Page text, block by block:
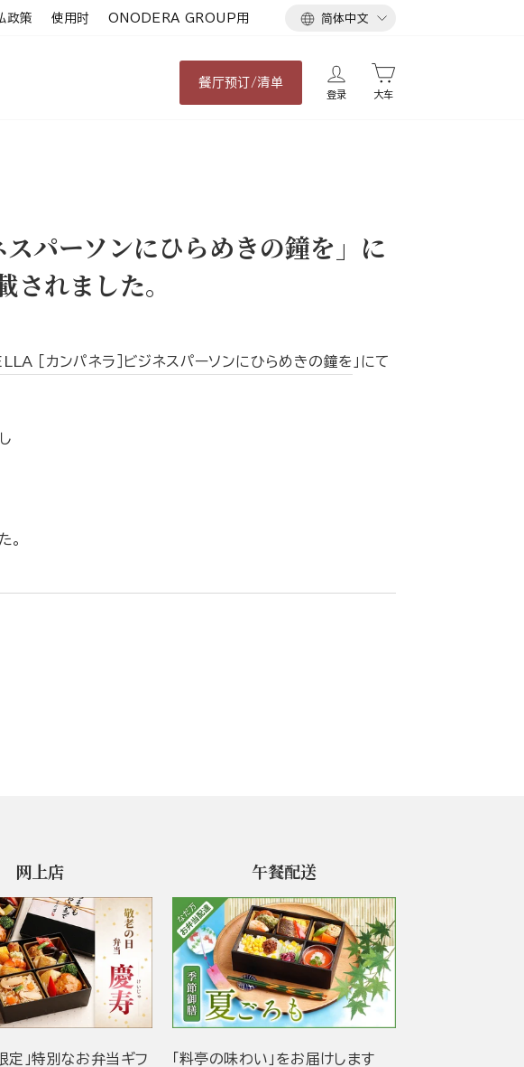
政策 使用时 ONODERA GROUP用
语
简体中文
餐厅预订/清单
登录 大车
パーソンにひらめきの鐘を」に
れました。
［カンパネラ］ビジネスパーソンにひらめきの鐘を 」にて
。
网上店
定」特別なお弁当ギフ
午餐配送
「料亭の味わい」をお届けします